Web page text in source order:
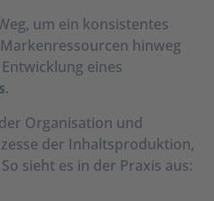
um ein konsistentes
hinweg
eines
.
Organisation und
der Inhaltsproduktion,
sieht es in der Praxis aus: